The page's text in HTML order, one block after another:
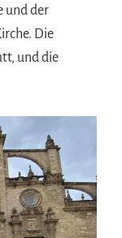
und der
Die
und die